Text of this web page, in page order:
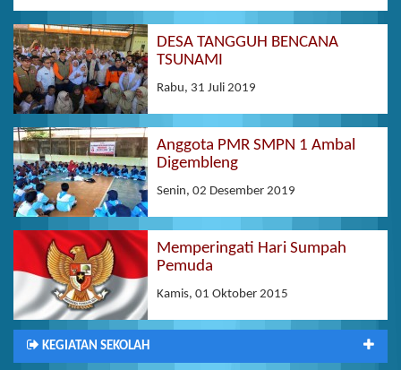
DESA TANGGUH BENCANA
TSUNAMI
Rabu, 31 Juli 2019
Anggota PMR SMPN 1 Ambal
Digembleng
Senin, 02 Desember 2019
Memperingati Hari Sumpah
Pemuda
Kamis, 01 Oktober 2015
KEGIATAN SEKOLAH